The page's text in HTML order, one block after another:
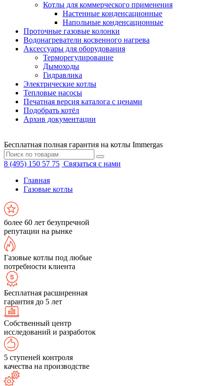
Котлы для коммерческого применения
Настенные конденсационные
Напольные конденсационные
Проточные газовые колонки
Водонагреватели косвенного нагрева
Аксессуары для оборудования
Терморегулирование
Дымоходы
Гидравлика
Электрические котлы
Тепловые насосы
Печатная версия каталога с ценами
Подобрать котёл
Архив документации
Бесплатная полная гарантия на котлы Immergas
8 (495) 150 57 75 Связаться с нами
Главная
Газовые котлы
более 60 лет безупречной
репутации на рынке
Газовые котлы под любые
потребности клиента
Бесплатная расширенная
гарантия до 5 лет
Собственный центр
исследований и разработок
5 ступеней контроля
качества на производстве